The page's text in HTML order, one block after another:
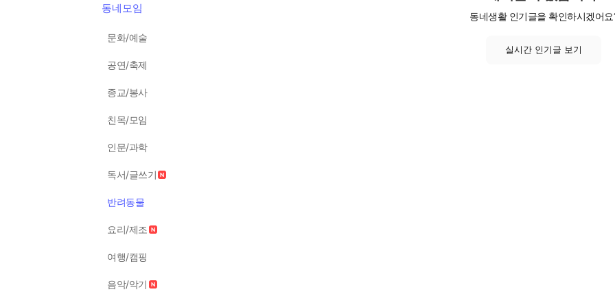
동네모임
문화/예술
공연/축제
종교/봉사
친목/모임
인문/과학
독서/글쓰기
반려동물
요리/제조
여행/캠핑
음악/악기
동네생활 인기글을 확인하시겠어요
실시간 인기글 보기